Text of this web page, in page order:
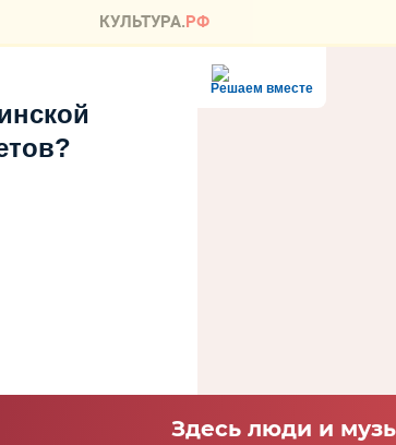
Решаем вместе
Здесь люди и